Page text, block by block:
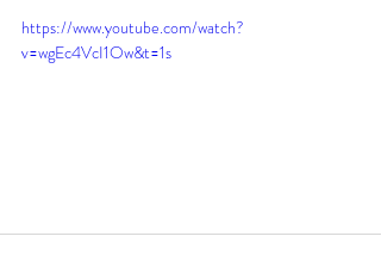
https://www.youtube.com/watch?
v=wgEc4VcI1Ow&t=1s